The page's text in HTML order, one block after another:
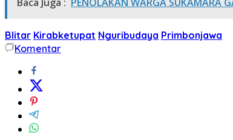
Blitar Kirabketupat Nguribudaya Primbonjawa
Komentar